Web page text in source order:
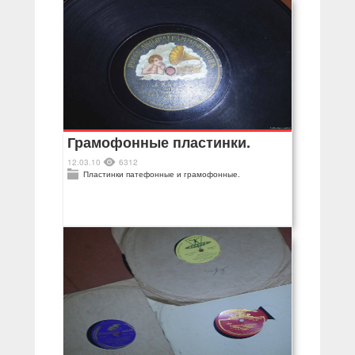
Грамофонные пластинки.
12.03.10
6312
Пластинки патефонные и грамофонные.